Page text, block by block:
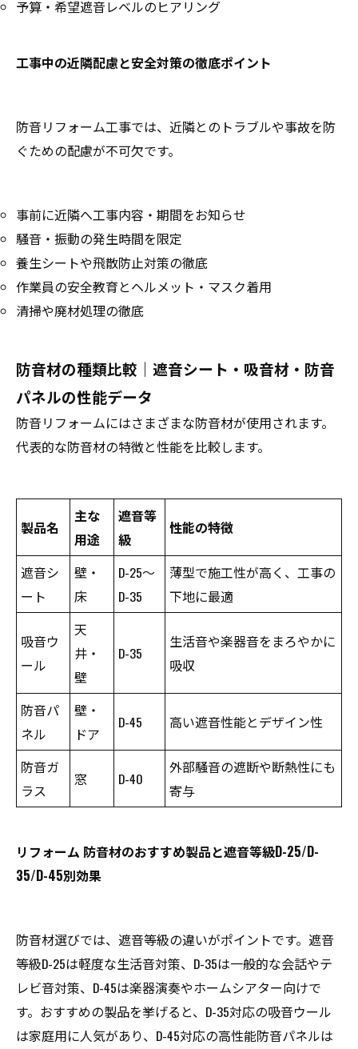
予算・希望遮音レベルのヒアリング
工事中の近隣配慮と安全対策の徹底ポイント
防音リフォーム工事では、近隣とのトラブルや事故を防
ぐための配慮が不可欠です。
事前に近隣へ工事内容・期間をお知らせ
騒音・振動の発生時間を限定
養生シートや飛散防止対策の徹底
作業員の安全教育とヘルメット・マスク着用
清掃や廃材処理の徹底
防音材の種類比較｜遮音シート・吸音材・防音
パネルの性能データ
防音リフォームにはさまざまな防音材が使用されます。
代表的な防音材の特徴と性能を比較します。
製品名
主な
用途
遮音等
級
性能の特徴
遮音シ
ート
壁・
床
D-25〜
D-35
薄型で施工性が高く、工事の
下地に最適
吸音ウ
ール
天
井・
壁
D-35
生活音や楽器音をまろやかに
吸収
防音パ
ネル
壁・
ドア
D-45 高い遮音性能とデザイン性
防音ガ
ラス
窓 D-40
外部騒音の遮断や断熱性にも
寄与
リフォーム 防音材のおすすめ製品と遮音等級D-25/D-
35/D-45別効果
防音材選びでは、遮音等級の違いがポイントです。遮音
等級D-25は軽度な生活音対策、D-35は一般的な会話やテ
レビ音対策、D-45は楽器演奏やホームシアター向けで
す。おすすめの製品を挙げると、D-35対応の吸音ウール
は家庭用に人気があり、D-45対応の高性能防音パネルは